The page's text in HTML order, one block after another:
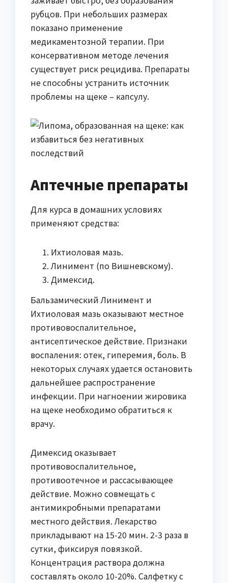
рубцов. При небольших размерах
показано применение
медикаментозной терапии. При
консервативном методе лечения
существует риск рецидива. Препараты
не способны устранить источник
проблемы на щеке – капсулу.
Аптечные препараты
Для курса в домашних условиях
применяют средства:
Ихтиоловая мазь.
Линимент (по Вишневскому).
Димексид.
Бальзамический Линимент и
Ихтиоловая мазь оказывают местное
противовоспалительное,
антисептическое действие. Признаки
воспаления: отек, гиперемия, боль. В
некоторых случаях удается остановить
дальнейшее распространение
инфекции. При нагноении жировика
на щеке необходимо обратиться к
врачу.
Димексид оказывает
противовоспалительное,
противоотечное и рассасывающее
действие. Можно совмещать с
антимикробными препаратами
местного действия. Лекарство
прикладывают на 15-20 мин. 2-3 раза в
сутки, фиксируя повязкой.
Концентрация раствора должна
составлять около 10-20%. Салфетку с